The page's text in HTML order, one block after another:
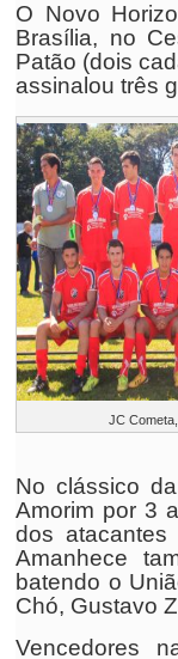
O Novo
Brasília, no
Patão (dois
assinalou três
JC
No clássico
Amorim por 3
dos
Amanhece
batendo o
Chó, Gustavo
Vencedores